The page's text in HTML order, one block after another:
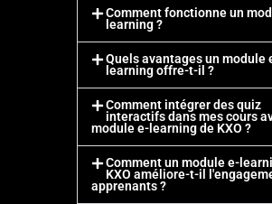
Comment fonctionne un
learning ?
Quels avantages un module
learning offre-t-il ?
Comment intégrer des quiz
interactifs dans mes cours
module e-learning de KXO ?
Comment un module e-
KXO améliore-t-il
apprenants ?